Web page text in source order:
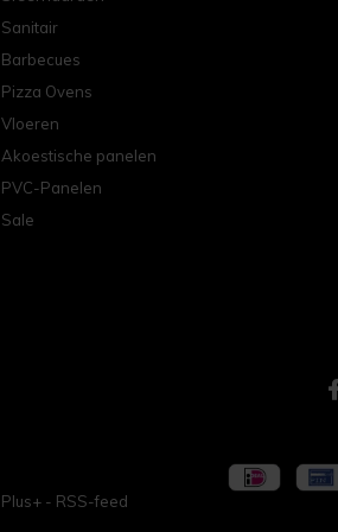
Sanitair
Barbecues
Pizza Ovens
Vloeren
Akoestische panelen
PVC-Panelen
Sale
Plus+ - RSS-feed